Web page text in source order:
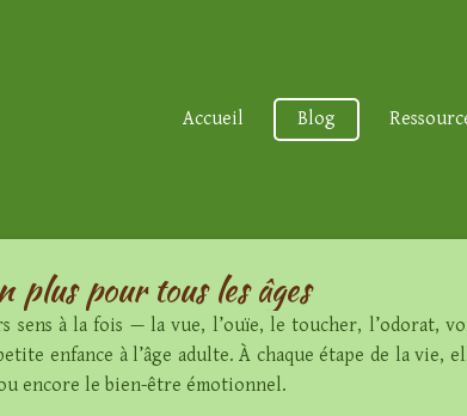
Accueil Blog
plus pour tous les âges
sens à la fois — la vue, l’ouïe, le toucher, l’odorat,
enfance à l’âge adulte. À chaque étape de la vie,
encore le bien-être émotionnel.